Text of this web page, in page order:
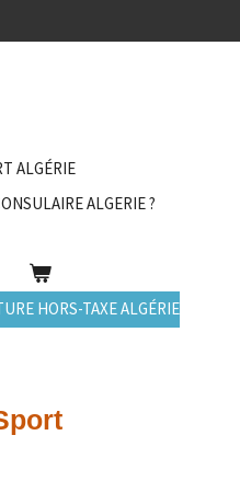
ALGÉRIE
ALGERIE ?
HORS-TAXE ALGÉRIE